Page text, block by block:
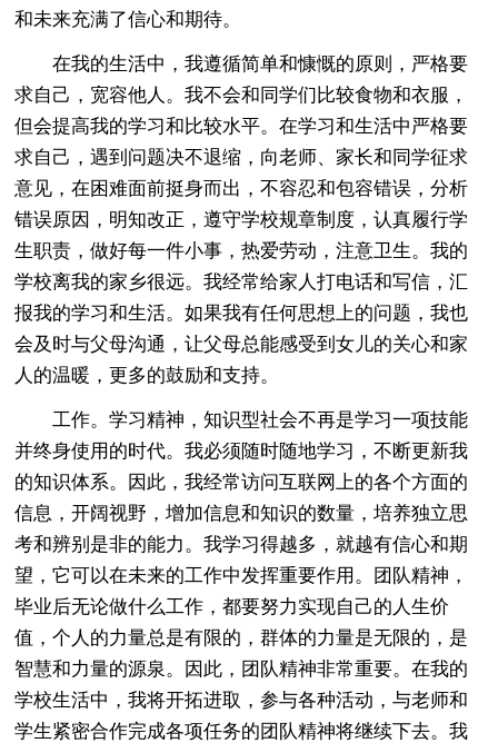
和未来充满了信心和期待。
在我的生活中，我遵循简单和慷慨的原则，严格要
求自己，宽容他人。我不会和同学们比较食物和衣服，
但会提高我的学习和比较水平。在学习和生活中严格要
求自己，遇到问题决不退缩，向老师、家长和同学征求
意见，在困难面前挺身而出，不容忍和包容错误，分析
错误原因，明知改正，遵守学校规章制度，认真履行学
生职责，做好每一件小事，热爱劳动，注意卫生。我的
学校离我的家乡很远。我经常给家人打电话和写信，汇
报我的学习和生活。如果我有任何思想上的问题，我也
会及时与父母沟通，让父母总能感受到女儿的关心和家
人的温暖，更多的鼓励和支持。
工作。学习精神，知识型社会不再是学习一项技能
并终身使用的时代。我必须随时随地学习，不断更新我
的知识体系。因此，我经常访问互联网上的各个方面的
信息，开阔视野，增加信息和知识的数量，培养独立思
考和辨别是非的能力。我学习得越多，就越有信心和期
望，它可以在未来的工作中发挥重要作用。团队精神，
毕业后无论做什么工作，都要努力实现自己的人生价
值，个人的力量总是有限的，群体的力量是无限的，是
智慧和力量的源泉。因此，团队精神非常重要。在我的
学校生活中，我将开拓进取，参与各种活动，与老师和
学生紧密合作完成各项任务的团队精神将继续下去。我